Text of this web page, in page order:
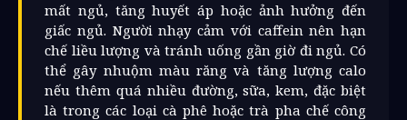
mất ngủ, tăng huyết áp hoặc ảnh hưởng đến
giấc ngủ. Người nhạy cảm với caffein nên hạn
chế liều lượng và tránh uống gần giờ đi ngủ. Có
thể gây nhuộm màu răng và tăng lượng calo
nếu thêm quá nhiều đường, sữa, kem, đặc biệt
là trong các loại cà phê hoặc trà pha chế công